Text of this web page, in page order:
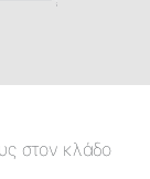
στον κλάδο